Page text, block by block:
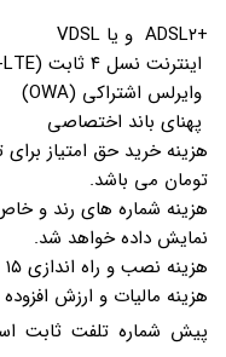
+ADSL۲ و یا VDSL
اینترنت نسل ۴ ثابت (TD-LTE)
وایرلس اشتراکی (OWA)
پهنای باند اختصاصی
تومان می باشد.
هزینه شماره های رند و
نمایش داده خواهد شد.
هزینه نصب و راه اندازی ۱۵ هزار تومان می باشد.
هزینه مالیات و ارزش
پیش شماره تلفت ثابت